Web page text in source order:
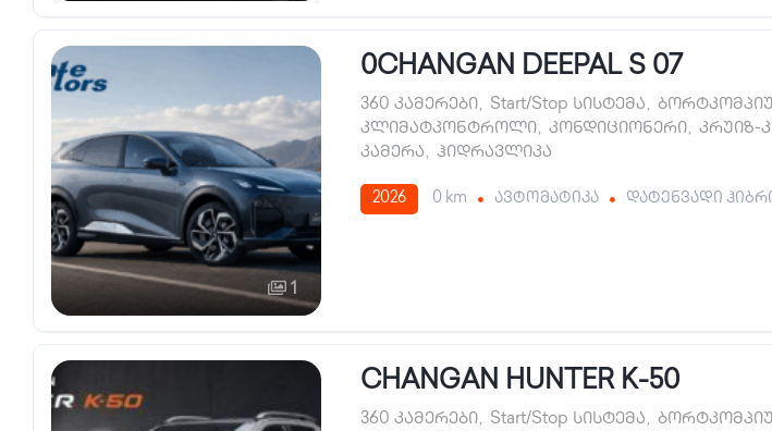
1
0CHANGAN DEEPAL S 07
360 კამერები, Start/Stop სისტემა,
კლიმატკონტროლი, კონდიციონერი, კრუიზ-
კამერა, ჰიდრავლიკა
2026 0 km ავტომატიკა დატენვადი
CHANGAN HUNTER K-50
360 კამერები, Start/Stop სისტემა,